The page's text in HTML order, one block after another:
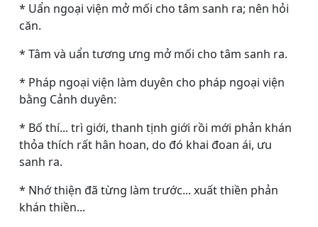
* Uẩn ngoại viện mở mối cho tâm sanh ra; nên hỏi
căn.
* Tâm và uẩn tương ưng mở mối cho tâm sanh ra.
* Pháp ngoại viện làm duyên cho pháp ngoại viện
bằng Cảnh duyên:
* Bố thí... trì giới, thanh tịnh giới rồi mới phản khán
thỏa thích rất hân hoan, do đó khai đoan ái, ưu
sanh ra.
* Nhớ thiện đã từng làm trước... xuất thiền phản
khán thiền...